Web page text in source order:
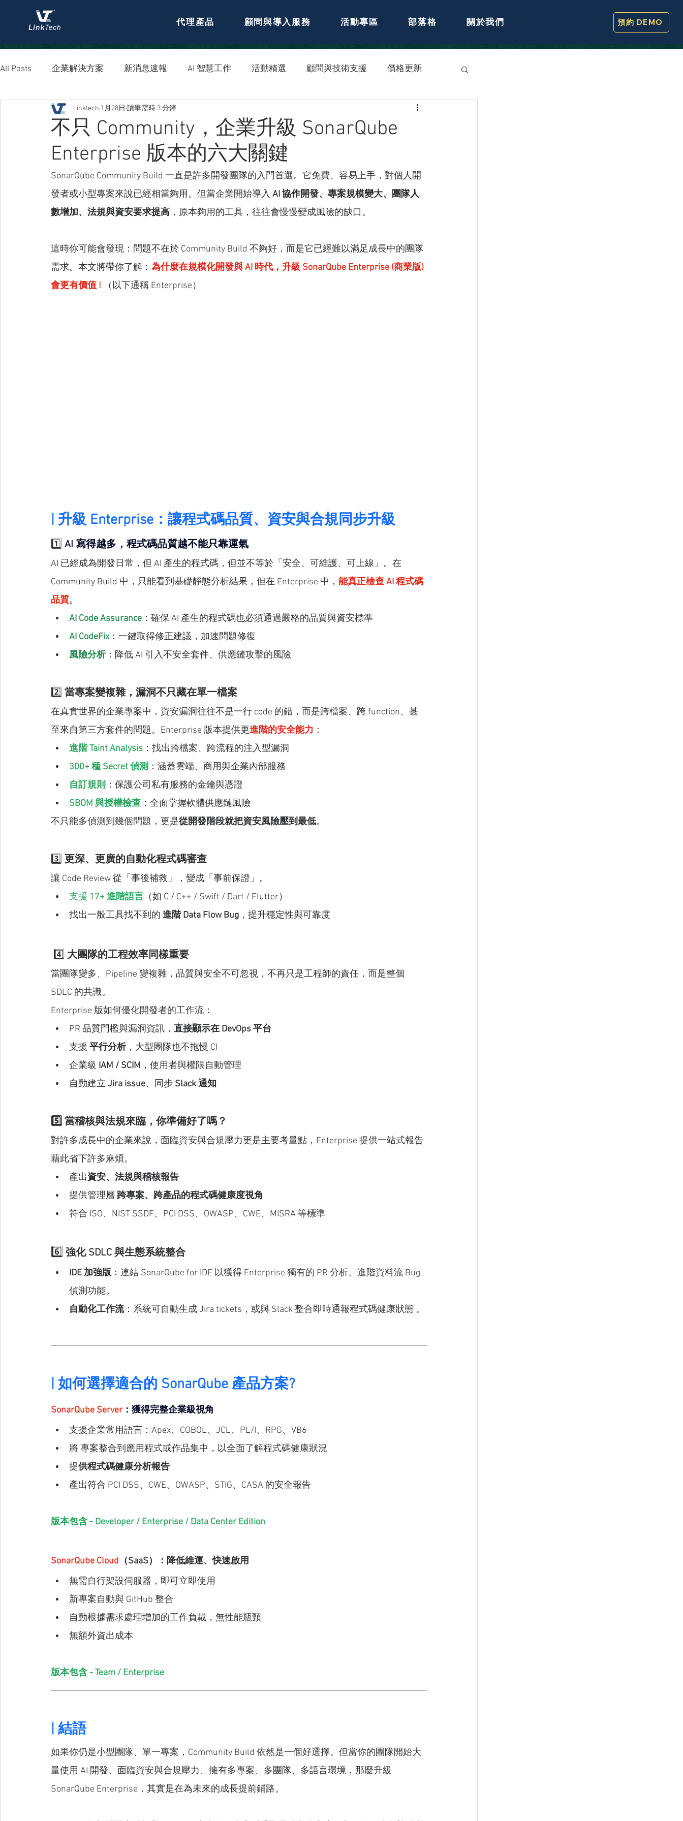
代理產品 顧問與導入服務 活動專區 部落格 關於我們 預約 DEMO
All Posts 企業解決方案 新消息速報 AI 智慧工作 活動精選 顧問與技術支援 價格更新
資安防護
不只 Community，企業升級 SonarQube
Enterprise 版本的六大關鍵
Linktech 1月28日 讀畢需時 3 分鐘
SonarQube Community Build 一直是許多開發團隊的入門首選。它免費、容易上手，對個人開
發者或小型專案來說已經相當夠用。但當企業開始導入 AI 協作開發、專案規模變大、團隊人
數增加、法規與資安要求提高 ，原本夠用的工具，往往會慢慢變成風險的缺口。
這時你可能會發現：問題不在於 Community Build 不夠好，而是它已經難以滿足成長中的團隊
需求。本文將帶你了解： 為什麼在規模化開發與 AI 時代，升級 SonarQube Enterprise (商業版)
會更有價值 !
（以下通稱 Enterprise）
| 升級 Enterprise ：讓程式碼品質、資安與合規同步升級
1️⃣ AI 寫得越多，程式碼品質越不能只靠運氣
AI 已經成為開發日常，但 AI 產生的程式碼，但並不等於「安全、可維護、可上線」。在
Community Build 中，只能看到基礎靜態分析結果，但在 Enterprise 中， 能真正檢查 AI 程式碼
品質。
AI Code Assurance ：確保 AI 產生的程式碼也必須通過嚴格的品質與資安標準
AI CodeFix ：一鍵取得修正建議，加速問題修復
風險分析 ：降低 AI 引入不安全套件、供應鏈攻擊的風險
2️⃣ 當專案變複雜，漏洞不只藏在單一檔案
在真實世界的企業專案中，資安漏洞往往不是一行 code 的錯，而是跨檔案、跨 function、甚
至來自第三方套件的問題。 Enterprise 版本提供更進階的安全能力 ：
進階 Taint Analysis ：找出跨檔案、跨流程的注入型漏洞
300+ 種 Secret 偵測 ：涵蓋雲端、商用與企業內部服務
自訂規則 ：保護公司私有服務的金鑰與憑證
SBOM 與授權檢查 ：全面掌握軟體供應鏈風險
不只能多偵測到幾個問題，更是從開發階段就把資安風險壓到最低。
3️⃣ 更深、更廣的自動化程式碼審查
讓 Code Review 從「事後補救」，變成「事前保證」。
支援 17+ 進階語言 （如 C / C++ / Swift / Dart / Flutter）
找出一般工具找不到的 進階 Data Flow Bug ，提升穩定性與可靠度
4️⃣ 大團隊的工程效率同樣重要
當團隊變多、Pipeline 變複雜，品質與安全不可忽視，不再只是工程師的責任，而是整個
SDLC 的共識。
Enterprise 版如何優化開發者的工作流 ：
PR 品質門檻與漏洞資訊， 直接顯示在 DevOps 平台
支援 平行分析 ，大型團隊也不拖慢 CI
企業級 IAM / SCIM ，使用者與權限自動管理
自動建立 Jira issue、同步 Slack 通知
5️⃣ 當稽核與法規來臨，你準備好了嗎？
對許多成長中的企業來說，面臨資安與合規壓力更是主要考量點，Enterprise 提供一站式報告
藉此省下許多麻煩。
產出資安、法規與稽核報告
提供管理層 跨專案、跨產品的程式碼健康度視角
符合 ISO、NIST SSDF、PCI DSS、OWASP、CWE、MISRA 等標準
6️⃣ 強化 SDLC 與生態系統整合
IDE 加強版：連結 SonarQube for IDE 以獲得 Enterprise 獨有的 PR 分析、進階資料流 Bug
偵測功能。
自動化工作流：系統可自動生成 Jira tickets，或與 Slack 整合即時通報程式碼健康狀態 。
| 如何選擇適合的 SonarQube 產品方案?
SonarQube Server ：獲得完整企業級視角
支援企業常用語言：Apex、COBOL、JCL、PL/I、RPG、VB6
將 專案整合到應用程式或作品集中，以全面了解程式碼健康狀況
提供程式碼健康分析報告
產出符合 PCI DSS、CWE、OWASP、STIG、CASA 的安全報告
版本包含 - Developer / Enterprise / Data Center Edition
SonarQube Cloud （SaaS）：降低維運、快速啟用
無需自行架設伺服器，即可立即使用
新專案自動與 GitHub 整合
自動根據需求處理增加的工作負載，無性能瓶頸
無額外資出成本
版本包含 - Team / Enterprise
| 結語
如果你仍是小型團隊、單一專案，Community Build 依然是一個好選擇。但當你的團隊開始大
量使用 AI 開發、面臨資安與合規壓力、擁有多專案、多團隊、多語言環境，那麼升級
SonarQube Enterprise，其實是在為未來的成長提前鋪路。